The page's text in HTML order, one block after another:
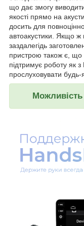
що дає змогу
якості прямо на
досить для
автоакустики. Якщо ж
заздалегідь
пристрою також є, що
підтримує роботу як
прослуховувати будь-